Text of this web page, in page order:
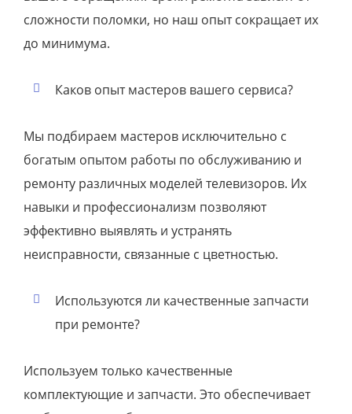
сложности поломки, но наш опыт сокращает их
до минимума.
Каков опыт мастеров вашего сервиса?
Мы подбираем мастеров исключительно с
богатым опытом работы по обслуживанию и
ремонту различных моделей телевизоров. Их
навыки и профессионализм позволяют
эффективно выявлять и устранять
неисправности, связанные с цветностью.
Используются ли качественные запчасти
при ремонте?
Используем только качественные
комплектующие и запчасти. Это обеспечивает